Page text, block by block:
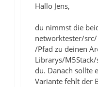
Hallo Jens,
du nimmst die
networktester/
/Pfad zu deinen
Librarys/
du. Danach sollte
Variante fehlt der